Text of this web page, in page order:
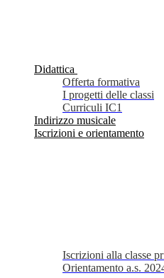
Didattica
Offerta formativa
I progetti delle classi
Curriculi IC1
Indirizzo musicale
Iscrizioni e orientamento
Iscrizioni alla classe
Orientamento a.s.